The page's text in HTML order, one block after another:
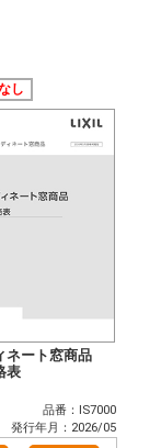
し
ネート窓商品
表
品番：IS7000
発行年月：2026/05